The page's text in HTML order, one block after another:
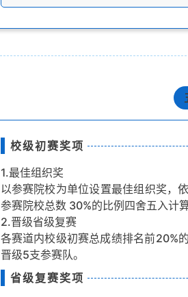
校级初赛奖项
1.最佳组织奖
以参赛院校为单位设置最佳组织奖，
参赛院校总数 30%的比例四舍五入计
2.晋级省级复赛
各赛道内校级初赛总成绩排名前20%
晋级5支参赛队。
省级复赛奖项